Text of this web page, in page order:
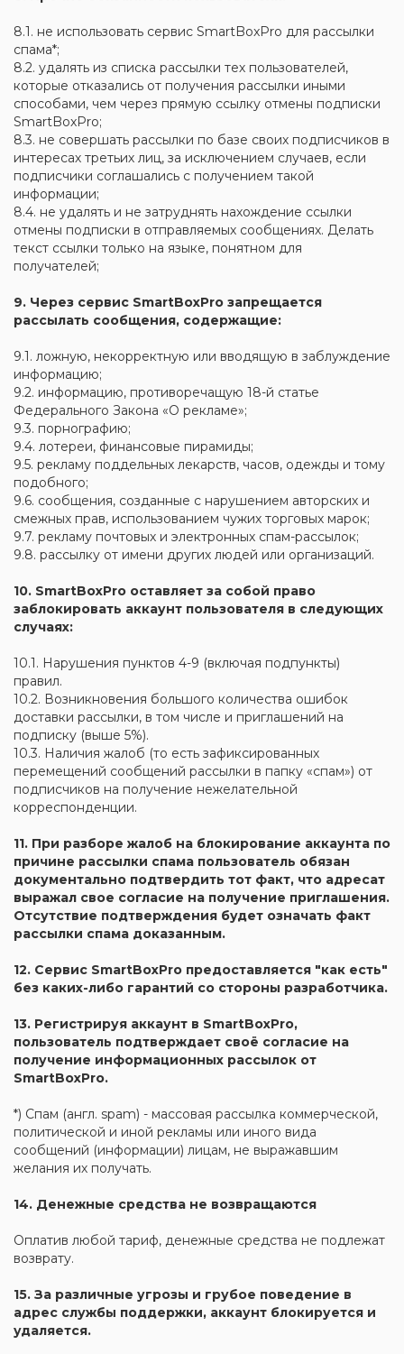
8.1. не использовать сервис SmartBoxPro для рассылки
спама*;
8.2. удалять из списка рассылки тех пользователей,
которые отказались от получения рассылки иными
способами, чем через прямую ссылку отмены подписки
SmartBoxPro;
8.3. не совершать рассылки по базе своих подписчиков в
интересах третьих лиц, за исключением случаев, если
подписчики соглашались с получением такой
информации;
8.4. не удалять и не затруднять нахождение ссылки
отмены подписки в отправляемых сообщениях. Делать
текст ссылки только на языке, понятном для
получателей;
9. Через сервис SmartBoxPro запрещается
рассылать сообщения, содержащие:
9.1. ложную, некорректную или вводящую в заблуждение
информацию;
9.2. информацию, противоречащую 18-й статье
Федерального Закона «О рекламе»;
9.3. порнографию;
9.4. лотереи, финансовые пирамиды;
9.5. рекламу поддельных лекарств, часов, одежды и тому
подобного;
9.6. сообщения, созданные с нарушением авторских и
смежных прав, использованием чужих торговых марок;
9.7. рекламу почтовых и электронных спам-рассылок;
9.8. рассылку от имени других людей или организаций.
10. SmartBoxPro оставляет за собой право
заблокировать аккаунт пользователя в следующих
случаях:
10.1. Нарушения пунктов 4-9 (включая подпункты)
правил.
10.2. Возникновения большого количества ошибок
доставки рассылки, в том числе и приглашений на
подписку (выше 5%).
10.3. Наличия жалоб (то есть зафиксированных
перемещений сообщений рассылки в папку «спам») от
подписчиков на получение нежелательной
корреспонденции.
11. При разборе жалоб на блокирование аккаунта по
причине рассылки спама пользователь обязан
документально подтвердить тот факт, что адресат
выражал свое согласие на получение приглашения.
Отсутствие подтверждения будет означать факт
рассылки спама доказанным.
12. Сервис SmartBoxPro предоставляется "как есть"
без каких-либо гарантий со стороны разработчика.
13. Регистрируя аккаунт в SmartBoxPro,
пользователь подтверждает своё согласие на
получение информационных рассылок от
SmartBoxPro.
*) Спам (англ. spam) - массовая рассылка коммерческой,
политической и иной рекламы или иного вида
сообщений (информации) лицам, не выражавшим
желания их получать.
14. Денежные средства не возвращаются
Оплатив любой тариф, денежные средства не подлежат
возврату.
15. За различные угрозы и грубое поведение в
адрес службы поддержки, аккаунт блокируется и
удаляется.